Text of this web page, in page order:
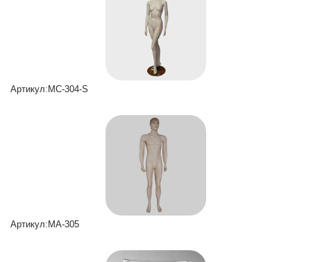
Артикул:MC-304-S
Артикул:MA-305